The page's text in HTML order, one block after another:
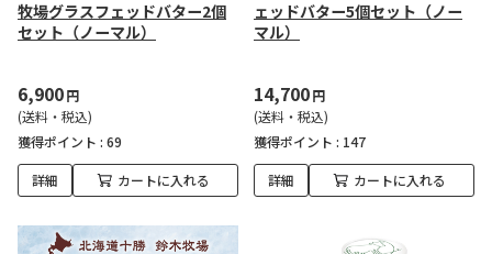
牧場グラスフェッドバター2個
セット（ノーマル）
6,900円
(送料・税込)
獲得ポイント : 69
詳細 カートに入れる
ェッドバター5個セット（ノー
マル）
14,700円
(送料・税込)
獲得ポイント : 147
詳細 カートに入れる